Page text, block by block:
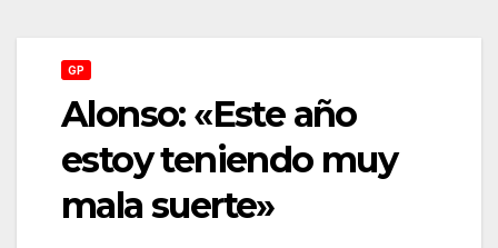
GP
Alonso: «Este año
estoy teniendo muy
mala suerte»